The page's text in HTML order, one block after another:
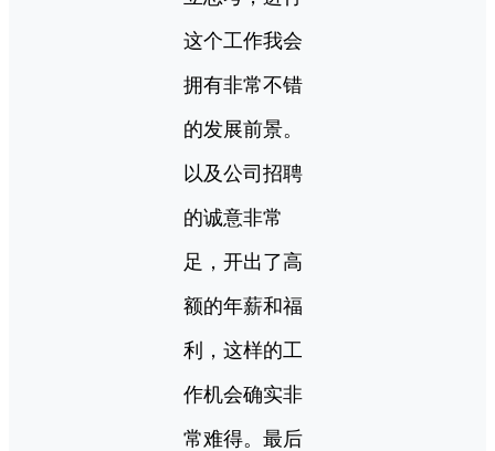
这个工作我会
拥有非常不错
的发展前景。
以及公司招聘
的诚意非常
足，开出了高
额的年薪和福
利，这样的工
作机会确实非
常难得。最后